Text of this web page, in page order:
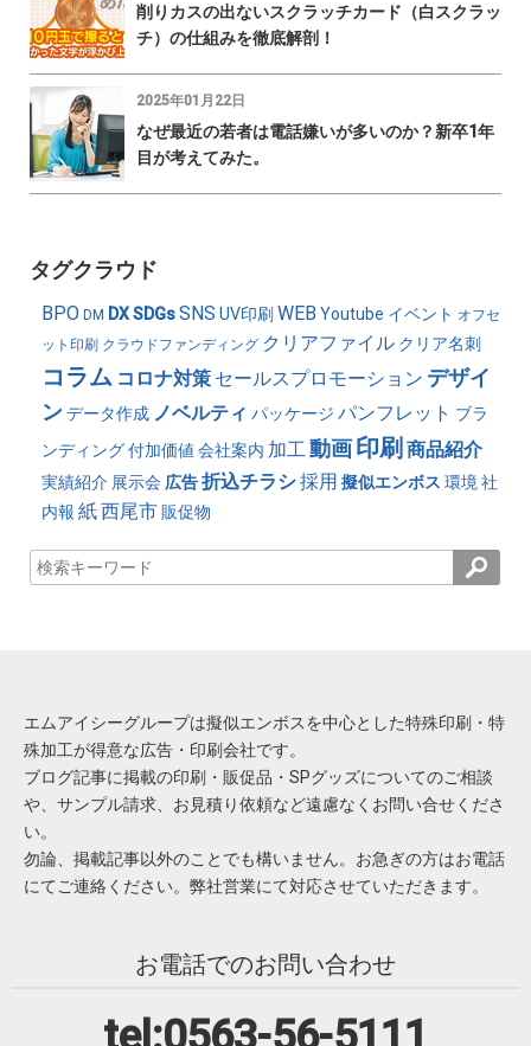
削りカスの出ないスクラッチカード（白スクラッ
チ）の仕組みを徹底解剖！
2025年01月22日
なぜ最近の若者は電話嫌いが多いのか？新卒1年
目が考えてみた。
タグクラウド
BPO DM DXSDGsSNS UV印刷WEB Youtube イベント オフセ
ット印刷 クラウドファンディング クリアファイル クリア名刺
コラム コロナ対策 セールスプロモーション デザイ
ンデータ作成 ノベルティ パッケージ パンフレット ブラ
ンディング付加価値 会社案内 加工 動画印刷 商品紹介
実績紹介 展示会 広告折込チラシ採用 擬似エンボス 環境 社
内報 紙西尾市販促物
エムアイシーグループは擬似エンボスを中心とした特殊印刷・特
殊加工が得意な広告・印刷会社です。
ブログ記事に掲載の印刷・販促品・SPグッズについてのご相談
や、サンプル請求、お見積り依頼など遠慮なくお問い合せくださ
い。
勿論、掲載記事以外のことでも構いません。お急ぎの方はお電話
にてご連絡ください。弊社営業にて対応させていただきます。
お電話でのお問い合わせ
tel:0563-56-5111